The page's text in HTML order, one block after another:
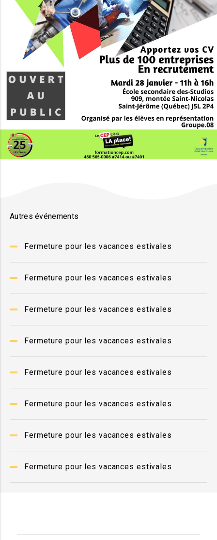
Autres événements
Fermeture pour les vacances estivales
Fermeture pour les vacances estivales
Fermeture pour les vacances estivales
Fermeture pour les vacances estivales
Fermeture pour les vacances estivales
Fermeture pour les vacances estivales
Fermeture pour les vacances estivales
Fermeture pour les vacances estivales